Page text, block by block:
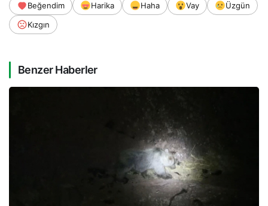
Beğendim Harika Haha Vay
Üzgün
Kızgın
Benzer Haberler